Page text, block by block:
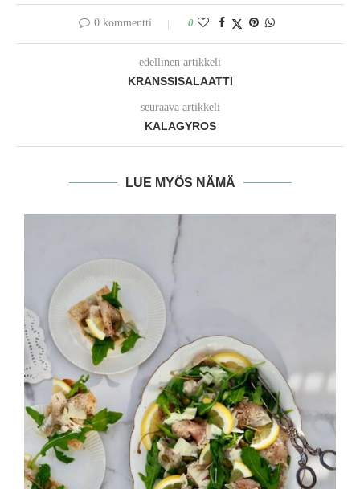
0 kommentti 0
edellinen artikkeli
KRANSSISALAATTI
seuraava artikkeli
KALAGYROS
LUE MYÖS NÄMÄ